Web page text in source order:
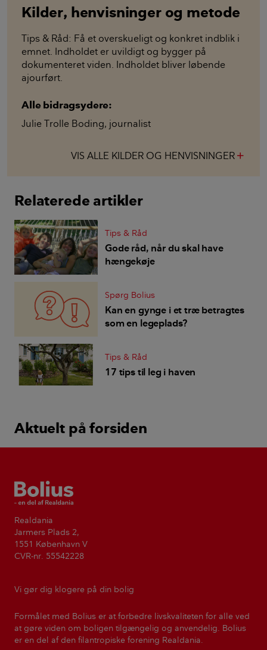
Kilder, henvisninger og metode
Tips & Råd: Få et overskueligt og konkret indblik i
emnet. Indholdet er uvildigt og bygger på
dokumenteret viden. Indholdet bliver løbende
ajourført.
Alle bidragsydere:
Julie Trolle Boding, journalist
VIS ALLE KILDER OG HENVISNINGER
Relaterede artikler
Tips & Råd
Gode råd, når du skal have
hængekøje
Spørg Bolius
Kan en gynge i et træ betragtes
som en legeplads?
Tips & Råd
17 tips til leg i haven
Aktuelt på forsiden
Bolius
Realdania
Jarmers Plads 2,
1551 København V
CVR-nr. 55542228
Vi gør dig klogere på din bolig
Formålet med Bolius er at forbedre livskvaliteten for alle ved
at gøre viden om boligen tilgængelig og anvendelig. Bolius
er en del af den filantropiske forening Realdania.